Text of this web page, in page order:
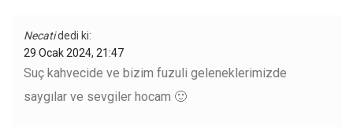
Necatidedi ki:
29 Ocak 2024, 21:47
Suç kahvecide ve bizim fuzuli geleneklerimizde
saygılar ve sevgiler hocam 🙂